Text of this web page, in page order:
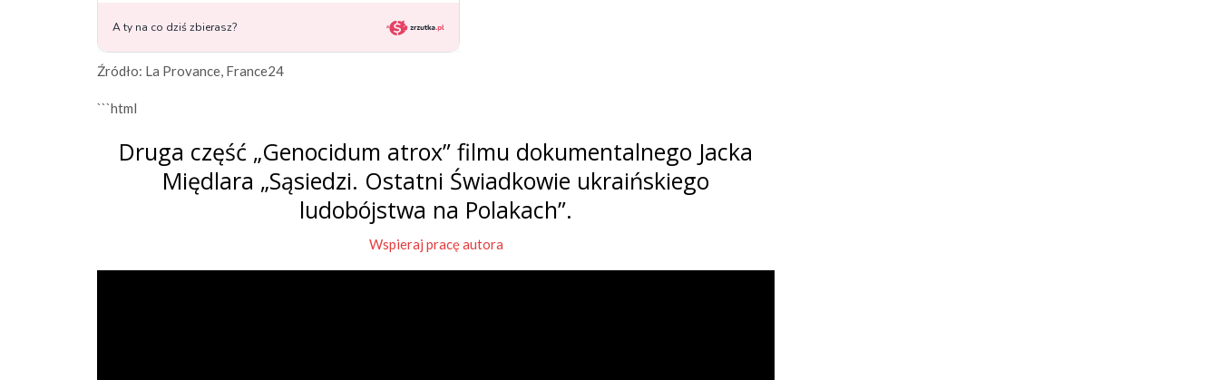
Źródło: La Provance, France24
```html
Druga część „Genocidum atrox” filmu dokumentalnego Jacka
Międlara „Sąsiedzi. Ostatni Świadkowie ukraińskiego
ludobójstwa na Polakach”.
Wspieraj pracę autora